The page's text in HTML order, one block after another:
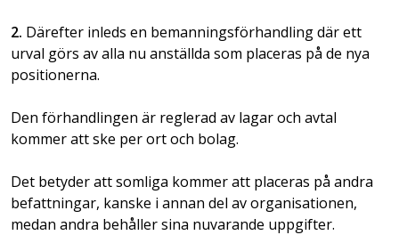
2. Därefter inleds en bemanningsförhandling där ett
urval görs av alla nu anställda som placeras på de nya
positionerna.
Den förhandlingen är reglerad av lagar och avtal
kommer att ske per ort och bolag.
Det betyder att somliga kommer att placeras på andra
befattningar, kanske i annan del av organisationen,
medan andra behåller sina nuvarande uppgifter.